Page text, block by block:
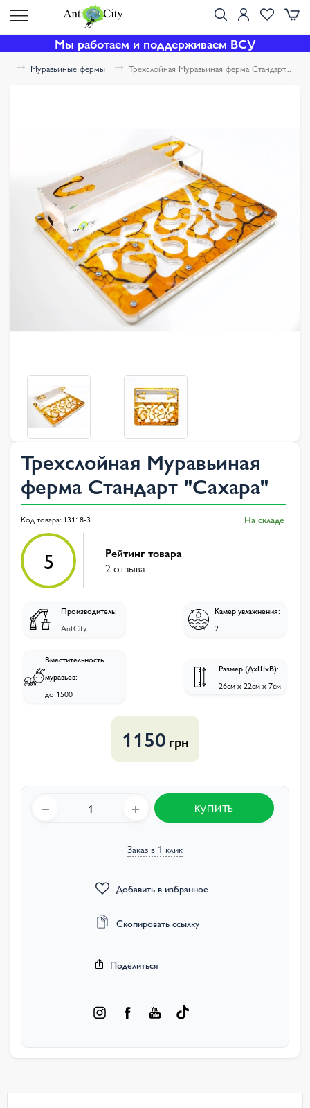
Мы работаем и поддерживаем ВСУ
Муравьиные фермы Трехслойная Муравьиная ферма Стандарт...
Трехслойная Муравьиная
ферма Стандарт "Сахара"
Код товара: 13118-3 На складе
5
Рейтинг товара
2 отзыва
Производитель:
AntCity
Камер увлажнения:
2
Вместительность
муравьев:
до 1500
Размер (ДхШхВ):
26см х 22см х 7см
1150 грн
КУПИТЬ
Заказ в 1 клик
Добавить в избранное
Скопировать ссылку
Поделиться